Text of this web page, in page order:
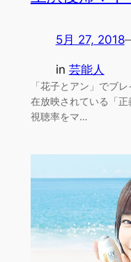
5月 27, 2018
in 芸能人
「花子とアン」でブ
在放映されている「
視聴率をマ…